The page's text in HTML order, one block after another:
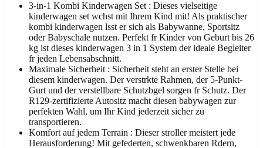
3-in-1 Kombi Kinderwagen Set : Dieses vielseitige
kinderwagen set wchst mit Ihrem Kind mit! Als praktischer
kombi kinderwagen lsst er sich als Babywanne, Sportsitz
oder Babyschale nutzen. Perfekt fr Kinder von Geburt bis 26
kg ist dieses kinderwagen 3 in 1 System der ideale Begleiter
fr jeden Lebensabschnitt.
Maximale Sicherheit : Sicherheit steht an erster Stelle bei
diesem kinderwagen. Der verstrkte Rahmen, der 5-Punkt-
Gurt und der verstellbare Schutzbgel sorgen fr Schutz. Der
R129-zertifizierte Autositz macht diesen babywagen zur
perfekten Wahl, um Ihr Kind jederzeit sicher zu
transportieren.
Komfort auf jedem Terrain : Dieser stroller meistert jede
Herausforderung! Mit gefederten, schwenkbaren Rdern,